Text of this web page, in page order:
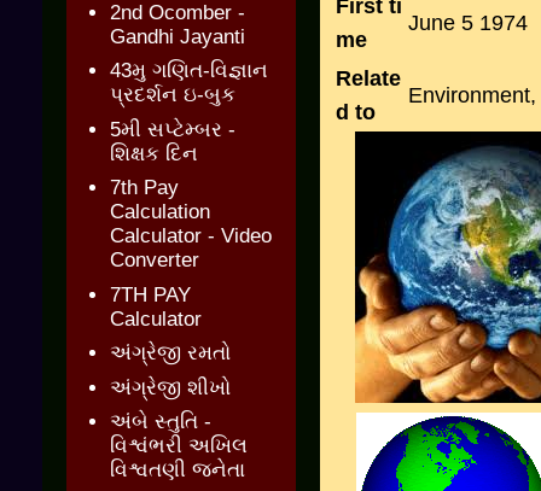
First ti
me
June 5 1974
Relate
d to
2nd Ocomber -
Gandhi Jayanti
43મુ ગણિત-વિજ્ઞાન
પ્રદર્શન ઇ-બુક
5મી સપ્ટેમ્બર -
શિક્ષક દિન
7th Pay
Calculation
Calculator - Video
Converter
7TH PAY
Calculator
અંગ્રેજી રમતો
અંગ્રેજી શીખો
અંબે સ્તુતિ -
વિશ્વંભરી અખિલ
વિશ્વતણી જનેતા